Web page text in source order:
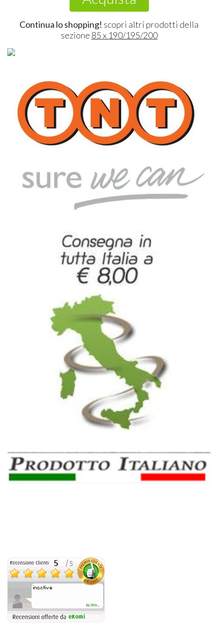
Continua lo shopping! scopri altri prodotti della
sezione 85 x 190/195/200